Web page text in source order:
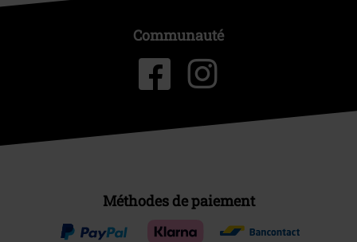
Communauté
Méthodes de paiement